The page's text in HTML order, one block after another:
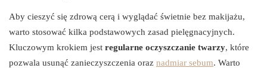
Aby cieszyć się zdrową cerą i wyglądać świetnie bez makijażu,
warto stosować kilka podstawowych zasad pielęgnacyjnych.
Kluczowym krokiem jest regularne oczyszczanie twarzy, które
pozwala usunąć zanieczyszczenia oraz nadmiar sebum. Warto